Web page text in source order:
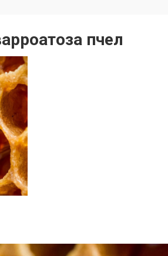
пчел